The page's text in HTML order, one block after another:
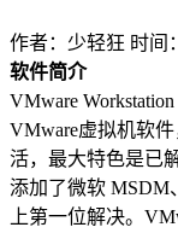
作者：少轻狂 时间
软件简介
VMware
VMware虚拟机软
活，最大特色是已
添加了微软 MSDM
上第一位解决。